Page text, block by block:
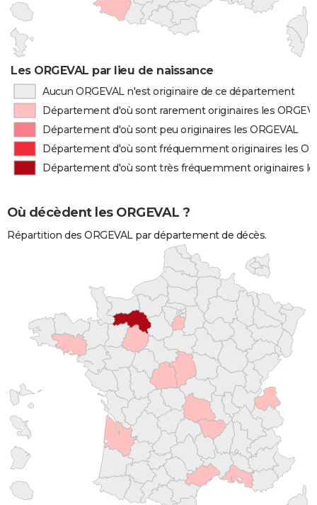
Les ORGEVAL par lieu de naissance
Aucun ORGEVAL n'est originaire de ce département
Département d'où sont rarement originaires les
Département d'où sont peu originaires les ORGEVAL
Département d'où sont fréquemment originaires les
Département d'où sont très fréquemment originaires
Où décèdent les ORGEVAL ?
Répartition des ORGEVAL par département de décès.